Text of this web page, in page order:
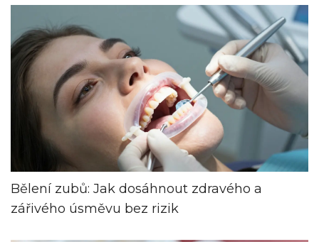
Bělení zubů: Jak dosáhnout zdravého a
zářivého úsměvu bez rizik